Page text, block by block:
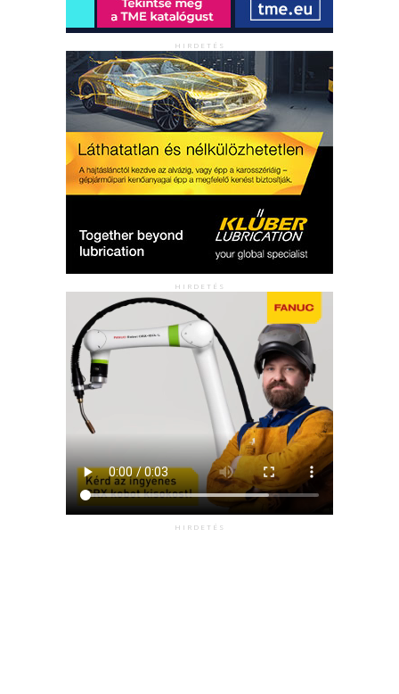
HIRDETÉS
HIRDETÉS
HIRDETÉS